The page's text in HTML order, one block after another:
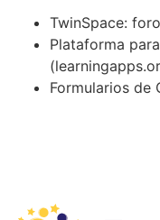
TwinSpace:
Plataforma
Formularios de